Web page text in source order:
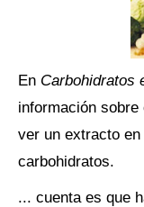
En Carbohidratos
información sobre
ver un extracto
carbohidratos.
... cuenta es que